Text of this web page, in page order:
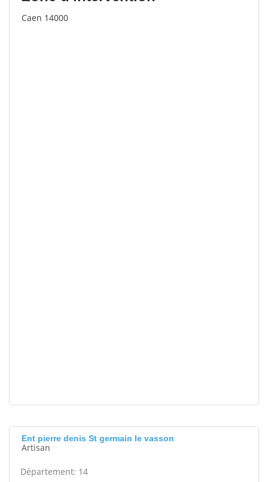
Caen 14000
Ent pierre denis St germain le vasson
Artisan
Département: 14